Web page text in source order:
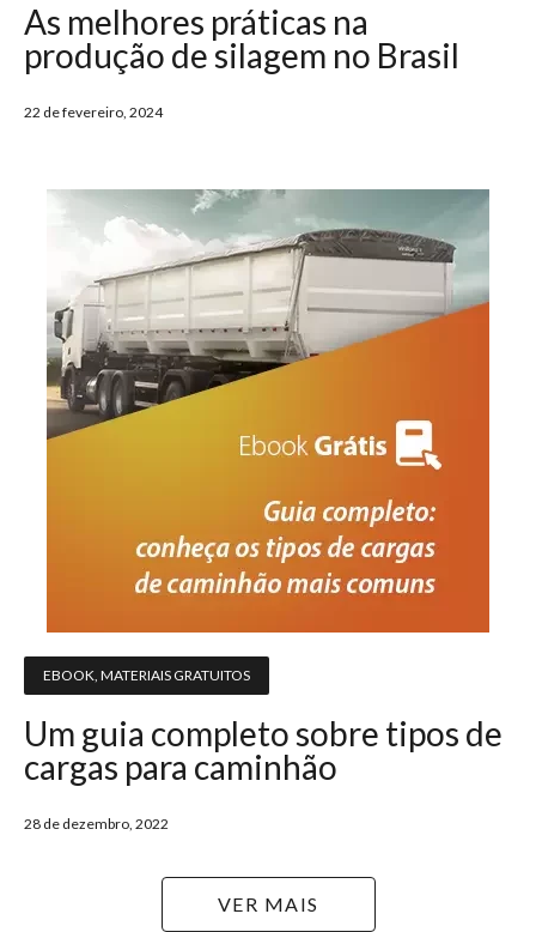
As melhores práticas na
produção de silagem no Brasil
22 de fevereiro, 2024
EBOOK, MATERIAIS GRATUITOS
Um guia completo sobre tipos de
cargas para caminhão
28 de dezembro, 2022
VER MAIS